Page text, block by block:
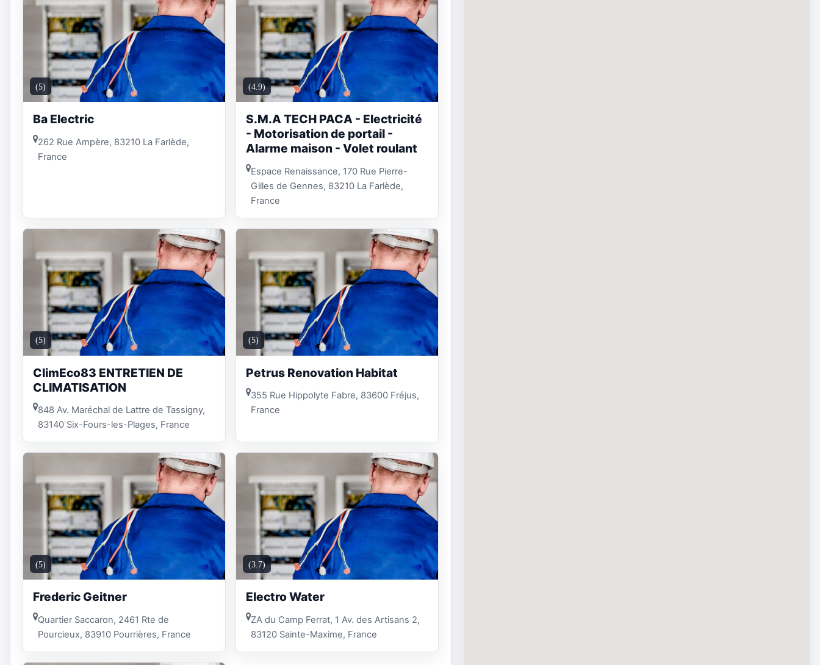
(5)
Ba Electric
262 Rue Ampère, 83210 La Farlède,
France
(4.9)
S.M.A TECH PACA - Electricité
- Motorisation de portail -
Alarme maison - Volet roulant
Espace Renaissance, 170 Rue Pierre-
Gilles de Gennes, 83210 La Farlède,
France
(5)
ClimEco83 ENTRETIEN DE
CLIMATISATION
848 Av. Maréchal de Lattre de Tassigny,
83140 Six-Fours-les-Plages, France
(5)
Petrus Renovation Habitat
355 Rue Hippolyte Fabre, 83600 Fréjus,
France
(5)
Frederic Geitner
Quartier Saccaron, 2461 Rte de
Pourcieux, 83910 Pourrières, France
(3.7)
Electro Water
ZA du Camp Ferrat, 1 Av. des Artisans 2,
83120 Sainte-Maxime, France